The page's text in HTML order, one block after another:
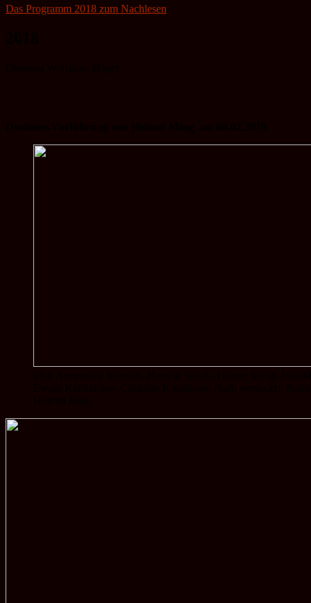
Das Programm 2018 zum Nachlesen